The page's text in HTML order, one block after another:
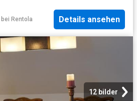
bei Rentola Details ansehen
12 bilder